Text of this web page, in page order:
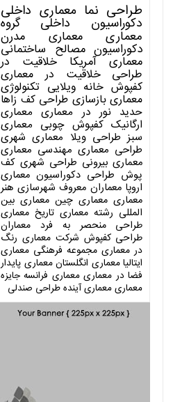
طراحی نما معماری داخلی
دکوراسیون داخلی گروه
معماری معماری مدرن
دکوراسیون مصالح ساختمانی
معماری آمریکا خلاقیت در
طراحی خلاقیت در معماری
کفپوش خانه ویلایی تکنولوژی
معماری بازسازی طراحی کف زاها
حدید نور در معماری معماری
ارگانیک کفپوش چوبی معماری
سبز طراحی ویلا معماری شهری
طراحی معماری مهندسی معماری
معماری بیرونی طراحی شهری کف
پوش طراحی دکوراسیون معماری
اروپا معماران معروف شهرسازی هنر
معماری معماری چین معماری بین
المللی رشته معماری تاریخ معماری
طراحی منحصر به فرد معماران
طراحی کفپوش شرکت معماری رنگ
در معماری مجموعه فرهنگی معماری
ایتالیا معماری انگلستان معماری پایدار
فضا در معماری معماری فرانسه جایزه
معماریمعماری آیندهطراحی صندلی